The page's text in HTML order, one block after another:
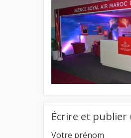
Écrire et publier
Votre prénom